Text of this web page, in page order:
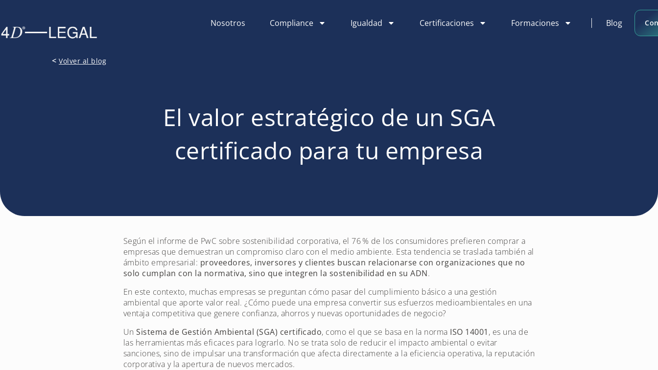
Nosotros Compliance Igualdad Certificaciones Formaciones Blog
< Volver al blog
El valor estratégico de un SGA
certificado para tu empresa
Según el informe de PwC sobre sostenibilidad corporativa, el 76 % de los consumidores prefieren comprar a
empresas que demuestran un compromiso claro con el medio ambiente. Esta tendencia se traslada también al
ámbito empresarial: proveedores, inversores y clientes buscan relacionarse con organizaciones que no
solo cumplan con la normativa, sino que integren la sostenibilidad en su ADN.
En este contexto, muchas empresas se preguntan cómo pasar del cumplimiento básico a una gestión
ambiental que aporte valor real. ¿Cómo puede una empresa convertir sus esfuerzos medioambientales en una
ventaja competitiva que genere confianza, ahorros y nuevas oportunidades de negocio?
UnSistema de Gestión Ambiental (SGA) certificado, como el que se basa en la norma ISO 14001 , es una de
las herramientas más eficaces para lograrlo. No se trata solo de reducir el impacto ambiental o evitar
sanciones, sino de impulsar una transformación que afecta directamente a la eficiencia operativa, la reputación
corporativa y la apertura de nuevos mercados.